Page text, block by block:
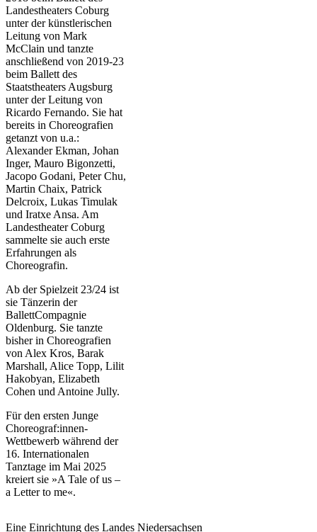
Landestheaters Coburg
unter der künstlerischen
Leitung von Mark
McClain und tanzte
anschließend von 2019-23
beim Ballett des
Staatstheaters Augsburg
unter der Leitung von
Ricardo Fernando. Sie hat
bereits in Choreografien
getanzt von u.a.:
Alexander Ekman, Johan
Inger, Mauro Bigonzetti,
Jacopo Godani, Peter Chu,
Martin Chaix, Patrick
Delcroix, Lukas Timulak
und Iratxe Ansa. Am
Landestheater Coburg
sammelte sie auch erste
Erfahrungen als
Choreografin.
Ab der Spielzeit 23/24 ist
sie Tänzerin der
BallettCompagnie
Oldenburg. Sie tanzte
bisher in Choreografien
von Alex Kros, Barak
Marshall, Alice Topp, Lilit
Hakobyan, Elizabeth
Cohen und Antoine Jully.
Für den ersten Junge
Choreograf:innen-
Wettbewerb während der
16. Internationalen
Tanztage im Mai 2025
kreiert sie »A Tale of us –
a Letter to me«.
Eine Einrichtung des Landes Niedersachsen